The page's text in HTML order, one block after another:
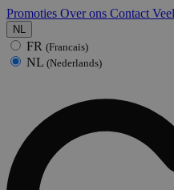
Promoties Over ons Contact
NL
FR (Francais)
NL (Nederlands)